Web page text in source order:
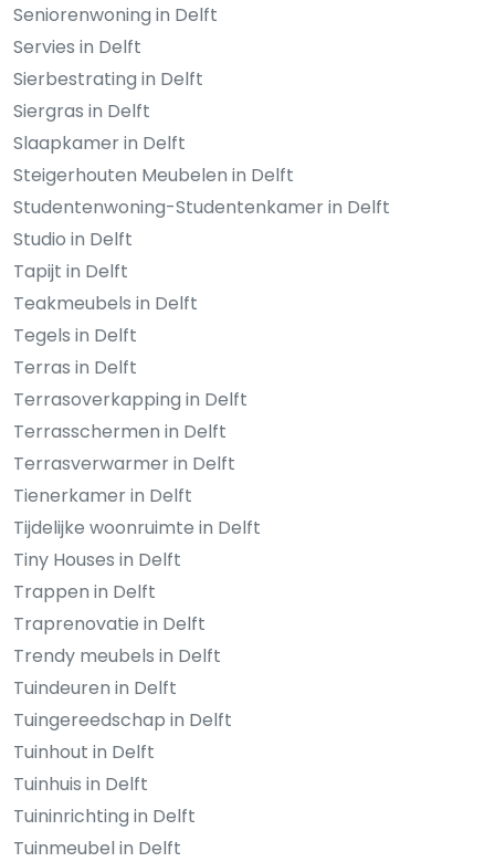
Seniorenwoning in Delft
Servies in Delft
Sierbestrating in Delft
Siergras in Delft
Slaapkamer in Delft
Steigerhouten Meubelen in Delft
Studentenwoning-Studentenkamer in Delft
Studio in Delft
Tapijt in Delft
Teakmeubels in Delft
Tegels in Delft
Terras in Delft
Terrasoverkapping in Delft
Terrasschermen in Delft
Terrasverwarmer in Delft
Tienerkamer in Delft
Tijdelijke woonruimte in Delft
Tiny Houses in Delft
Trappen in Delft
Traprenovatie in Delft
Trendy meubels in Delft
Tuindeuren in Delft
Tuingereedschap in Delft
Tuinhout in Delft
Tuinhuis in Delft
Tuininrichting in Delft
Tuinmeubel in Delft